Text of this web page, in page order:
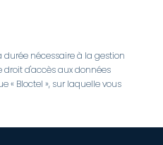
nécessaire à la gestion
droit d'accès aux données
Bloctel », sur laquelle vous